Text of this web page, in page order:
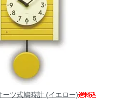
ーツ式鳩時計 (イエロー)